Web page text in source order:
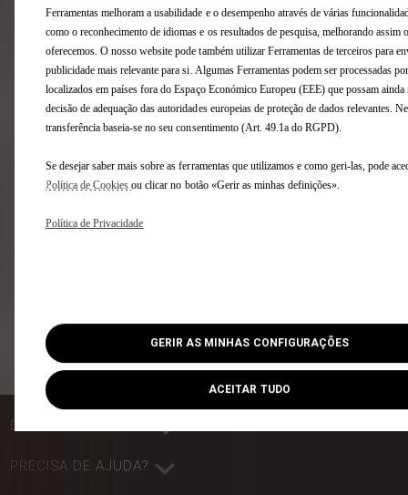
VER A OFERTA
DS 4 / Nº4 Nº4
PALLAS
VER A OFERTA
DESCUBRA TAMBÉM:
PRECISA DE AJUDA?
Ferramentas melhoram a usabilidade e o desempenho através de várias
como o reconhecimento de idiomas e os resultados de pesquisa, melhorando assim
oferecemos. O nosso website pode também utilizar Ferramentas de terceiros para
publicidade mais relevante para si. Algumas Ferramentas podem ser processadas
localizados em países fora do Espaço Económico Europeu (EEE) que possam ainda
decisão de adequação das autoridades europeias de proteção de dados relevantes.
transferência baseia-se no seu consentimento (Art. 49.1a do RGPD).
Se desejar saber mais sobre as ferramentas que utilizamos e como geri-las, pode
Política de Cookiesou clicar no botão «Gerir as minhas definições».
Política de Privacidade
GERIR AS MINHAS CONFIGURAÇÕES
ACEITAR TUDO